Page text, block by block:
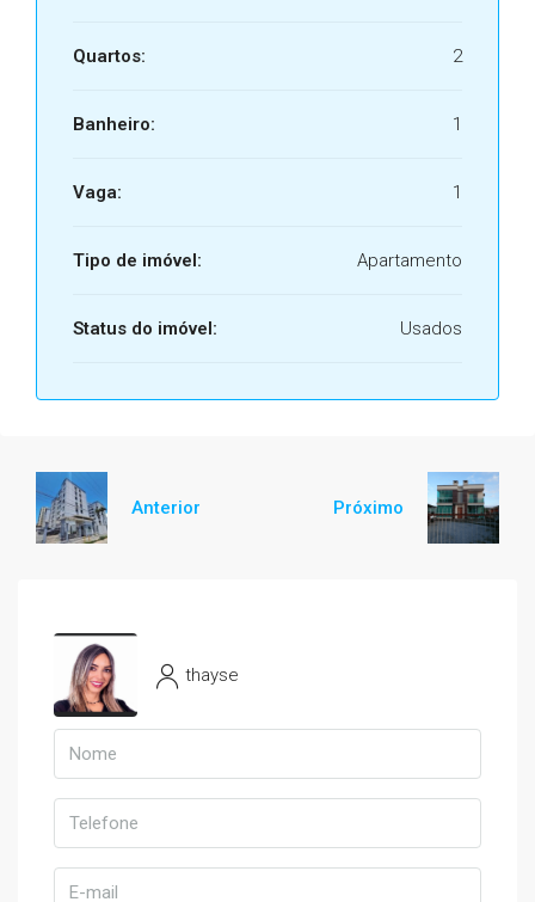
Quartos: 2
Banheiro: 1
Vaga: 1
Tipo de imóvel: Apartamento
Status do imóvel: Usados
Anterior Próximo
thayse